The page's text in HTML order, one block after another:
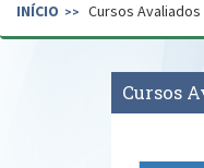
Secretaria de
INÍCIO Cursos
Cursos